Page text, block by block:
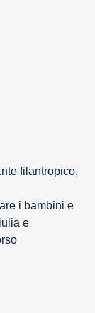
filantropico,
i bambini e
e